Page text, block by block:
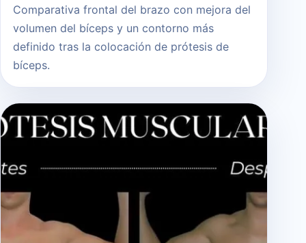
Comparativa frontal del brazo con mejora del
volumen del bíceps y un contorno más
definido tras la colocación de prótesis de
bíceps.